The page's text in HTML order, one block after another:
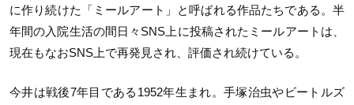
に作り続けた「ミールアート」と呼ばれる作品たちである。半
年間の入院生活の間日々SNS上に投稿されたミールアートは、
現在もなおSNS上で再発見され、評価され続けている。
今井は戦後7年目である1952年生まれ。手塚治虫やビートルズ